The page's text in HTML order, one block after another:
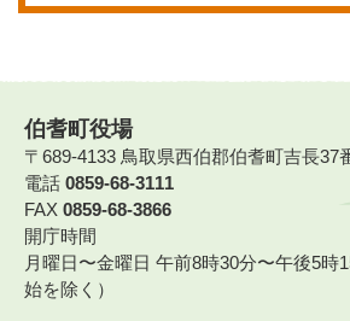
伯耆町役場
〒689-4133 鳥取県西伯郡伯耆町吉長37
電話 0859-68-3111
FAX 0859-68-3866
開庁時間
月曜日〜金曜日 午前8時30分〜午後5時
始を除く）